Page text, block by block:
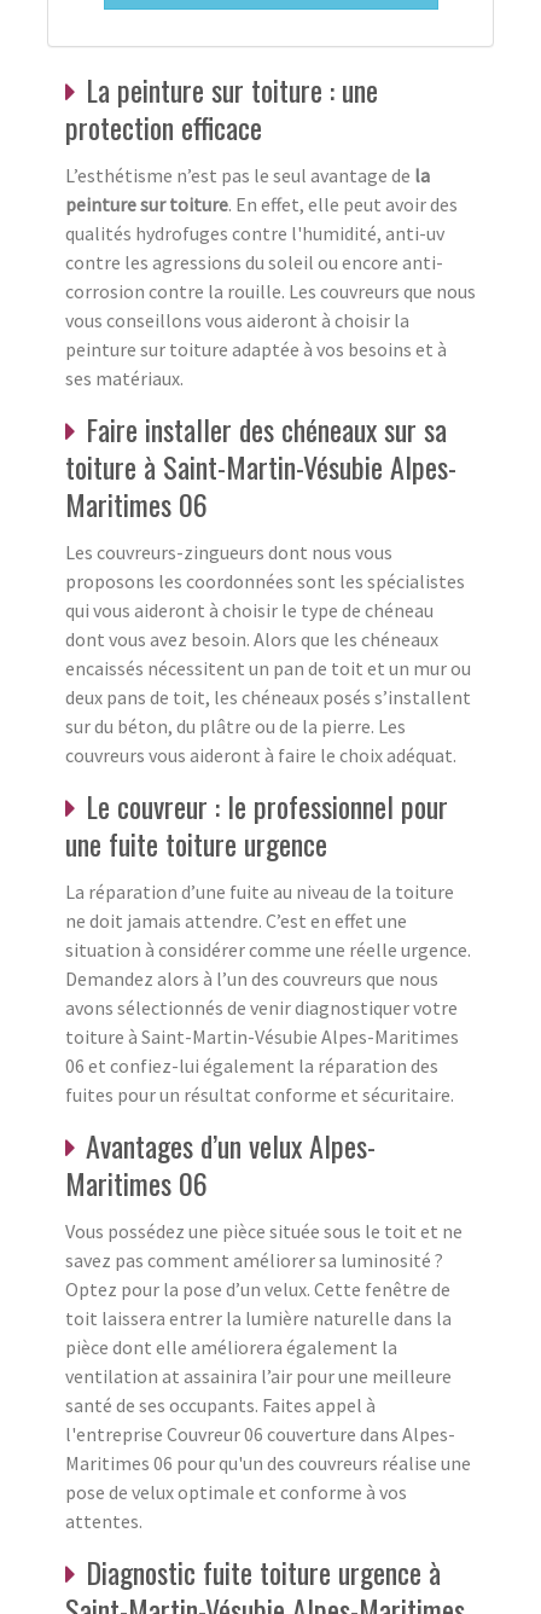
La peinture sur toiture : une
protection efficace
L’esthétisme n’est pas le seul avantage de la
peinture sur toiture. En effet, elle peut avoir des
qualités hydrofuges contre l'humidité, anti-uv
contre les agressions du soleil ou encore anti-
corrosion contre la rouille. Les couvreurs que nous
vous conseillons vous aideront à choisir la
peinture sur toiture adaptée à vos besoins et à
ses matériaux.
Faire installer des chéneaux sur sa
toiture à Saint-Martin-Vésubie Alpes-
Maritimes 06
Les couvreurs-zingueurs dont nous vous
proposons les coordonnées sont les spécialistes
qui vous aideront à choisir le type de chéneau
dont vous avez besoin. Alors que les chéneaux
encaissés nécessitent un pan de toit et un mur ou
deux pans de toit, les chéneaux posés s’installent
sur du béton, du plâtre ou de la pierre. Les
couvreurs vous aideront à faire le choix adéquat.
Le couvreur : le professionnel pour
une fuite toiture urgence
La réparation d’une fuite au niveau de la toiture
ne doit jamais attendre. C’est en effet une
situation à considérer comme une réelle urgence.
Demandez alors à l’un des couvreurs que nous
avons sélectionnés de venir diagnostiquer votre
toiture à Saint-Martin-Vésubie Alpes-Maritimes
06 et confiez-lui également la réparation des
fuites pour un résultat conforme et sécuritaire.
Avantages d’un velux Alpes-
Maritimes 06
Vous possédez une pièce située sous le toit et ne
savez pas comment améliorer sa luminosité ?
Optez pour la pose d’un velux. Cette fenêtre de
toit laissera entrer la lumière naturelle dans la
pièce dont elle améliorera également la
ventilation at assainira l’air pour une meilleure
santé de ses occupants. Faites appel à
l'entreprise Couvreur 06 couverture dans Alpes-
Maritimes 06 pour qu'un des couvreurs réalise une
pose de velux optimale et conforme à vos
attentes.
Diagnostic fuite toiture urgence à